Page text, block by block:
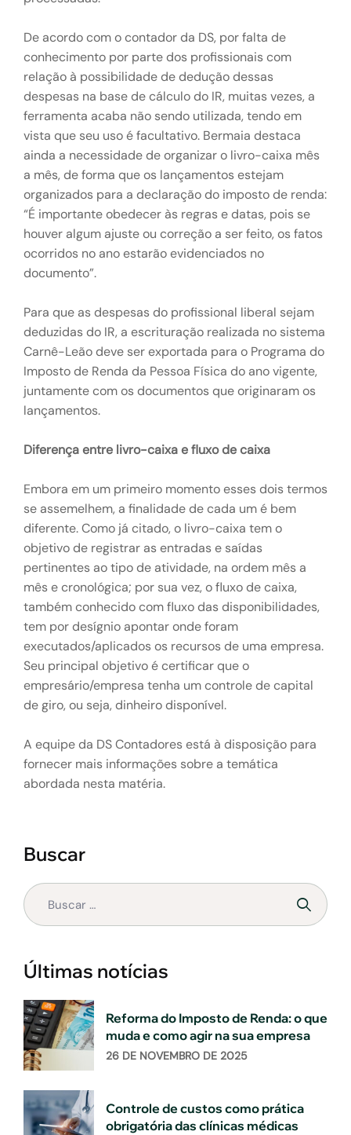
De acordo com o contador da DS, por falta de
conhecimento por parte dos profissionais com
relação à possibilidade de dedução dessas
despesas na base de cálculo do IR, muitas vezes, a
ferramenta acaba não sendo utilizada, tendo em
vista que seu uso é facultativo. Bermaia destaca
ainda a necessidade de organizar o livro-caixa mês
a mês, de forma que os lançamentos estejam
organizados para a declaração do imposto de renda:
“É importante obedecer às regras e datas, pois se
houver algum ajuste ou correção a ser feito, os fatos
ocorridos no ano estarão evidenciados no
documento”.
Para que as despesas do profissional liberal sejam
deduzidas do IR, a escrituração realizada no sistema
Carnê-Leão deve ser exportada para o Programa do
Imposto de Renda da Pessoa Física do ano vigente,
juntamente com os documentos que originaram os
lançamentos.
Diferença entre livro-caixa e fluxo de caixa
Embora em um primeiro momento esses dois termos
se assemelhem, a finalidade de cada um é bem
diferente. Como já citado, o livro-caixa tem o
objetivo de registrar as entradas e saídas
pertinentes ao tipo de atividade, na ordem mês a
mês e cronológica; por sua vez, o fluxo de caixa,
também conhecido com fluxo das disponibilidades,
tem por desígnio apontar onde foram
executados/aplicados os recursos de uma empresa.
Seu principal objetivo é certificar que o
empresário/empresa tenha um controle de capital
de giro, ou seja, dinheiro disponível.
A equipe da DS Contadores está à disposição para
fornecer mais informações sobre a temática
abordada nesta matéria.
Buscar
Últimas notícias
Reforma do Imposto de Renda: o que
muda e como agir na sua empresa
26 DE NOVEMBRO DE 2025
Controle de custos como prática
obrigatória das clínicas médicas